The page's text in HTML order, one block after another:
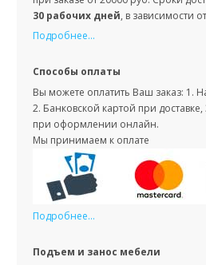
30 рабочих дней, в зависимости
Подробнее...
Способы оплаты
Вы можете оплатить Ваш заказ: 1.
2. Банковской картой при доставке,
при оформлении онлайн.
Мы принимаем к оплате
Подробнее...
Подъем и занос мебели